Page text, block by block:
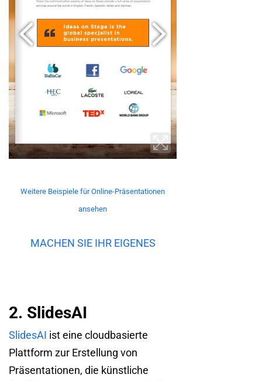
Weitere Beispiele für Online-Präsentationen
ansehen
MACHEN SIE IHR EIGENES
2. SlidesAI
SlidesAI ist eine cloudbasierte
Plattform zur Erstellung von
Präsentationen, die künstliche